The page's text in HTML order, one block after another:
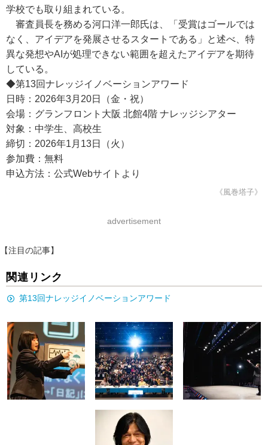
学校でも取り組まれている。
審査員長を務める河口洋一郎氏は、「受賞はゴールでは
なく、アイデアを発展させるスタートである」と述べ、特
異な発想やAIが処理できない範囲を超えたアイデアを期待
している。
◆第13回ナレッジイノベーションアワード
日時：2026年3月20日（金・祝）
会場：グランフロント大阪 北館4階 ナレッジシアター
対象：中学生、高校生
締切：2026年1月13日（火）
参加費：無料
申込方法：公式Webサイトより
《風巻塔子》
advertisement
【注目の記事】
関連リンク
第13回ナレッジイノベーションアワード